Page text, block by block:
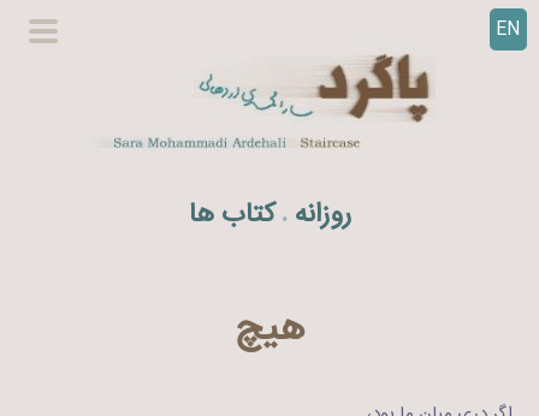
EN
روزانه . کتاب ها
هیچ